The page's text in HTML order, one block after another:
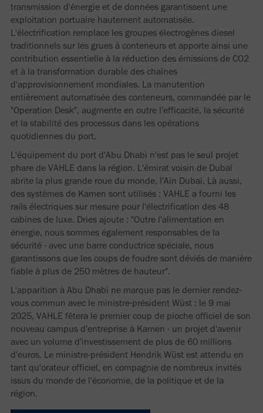
transmission d'énergie et de données garantissent une
exploitation portuaire hautement automatisée.
L'électrification remplace les groupes électrogènes diesel
traditionnels sur les grues à conteneurs et apporte ainsi une
contribution essentielle à la réduction des émissions de CO2
et à la transformation durable des chaînes
d'approvisionnement mondiales. La manutention
entièrement automatisée des conteneurs, commandée par le
"Operation Desk", augmente en outre l'efficacité, la sécurité
et la stabilité des processus dans les opérations
quotidiennes du port.
L'équipement du port d'Abu Dhabi n'est pas le seul projet
phare de VAHLE dans la région. L'émirat voisin de Dubaï
abrite la plus grande roue du monde, l'Ain Dubaï. Là aussi,
des systèmes de Kamen sont utilisés : VAHLE a fourni les
rails électriques sur mesure pour l'électrification des 48
cabines de luxe. Dries ajoute : "Outre l'alimentation en
énergie, nous sommes également responsables de la
sécurité - avec une barre conductrice spéciale, nous
garantissons que les coups de foudre sont déviés de manière
fiable à plus de 250 mètres de hauteur".
L'apparition à Abu Dhabi ne marque pas le dernier rendez-
vous commun avec le ministre-président Wüst : le 9 mai
2025, VAHLE fêtera le premier coup de pioche officiel de son
nouveau campus d'entreprise à Kamen - un projet d'avenir
avec un volume d'investissement de plus de 60 millions
d'euros. Le ministre-président Hendrik Wüst est attendu en
tant qu'orateur officiel, en compagnie de nombreux invités
issus du monde de l'économie, de la politique et de la
région.